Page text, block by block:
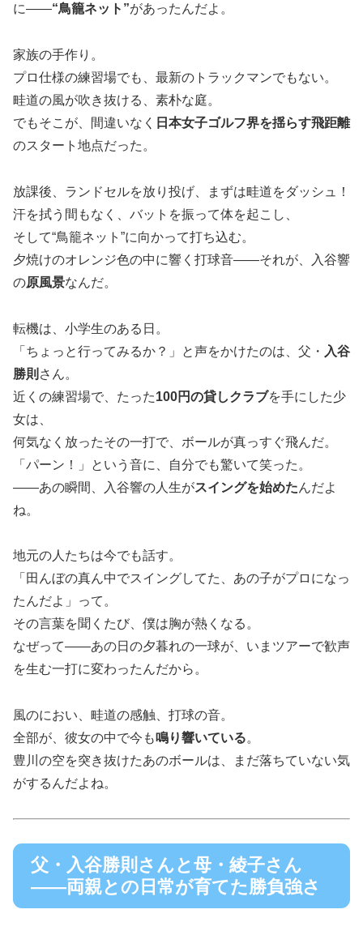
に――“鳥籠ネット”があったんだよ。
家族の手作り。
プロ仕様の練習場でも、最新のトラックマンでもない。
畦道の風が吹き抜ける、素朴な庭。
でもそこが、間違いなく 日本女子ゴルフ界を揺らす飛距離
のスタート地点だった。
放課後、ランドセルを放り投げ、まずは畦道をダッシュ！
汗を拭う間もなく、バットを振って体を起こし、
そして“鳥籠ネット”に向かって打ち込む。
夕焼けのオレンジ色の中に響く打球音――それが、入谷響
の原風景なんだ。
転機は、小学生のある日。
「ちょっと行ってみるか？」と声をかけたのは、父・ 入谷
勝則 さん。
近くの練習場で、たった100円の貸しクラブを手にした少
女は、
何気なく放ったその一打で、ボールが真っすぐ飛んだ。
「パーン！」という音に、自分でも驚いて笑った。
――あの瞬間、入谷響の人生がスイングを始めたんだよ
ね。
地元の人たちは今でも話す。
「田んぼの真ん中でスイングしてた、あの子がプロになっ
たんだよ」って。
その言葉を聞くたび、僕は胸が熱くなる。
なぜって――あの日の夕暮れの一球が、いまツアーで歓声
を生む一打に変わったんだから。
風のにおい、畦道の感触、打球の音。
全部が、彼女の中で今も鳴り響いている。
豊川の空を突き抜けたあのボールは、まだ落ちていない気
がするんだよね。
父・入谷勝則さんと母・綾子さん
――両親との日常が育てた勝負強さ